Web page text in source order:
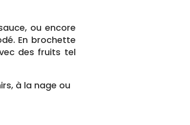
ou encore
En brochette
des fruits tel
à la nage ou